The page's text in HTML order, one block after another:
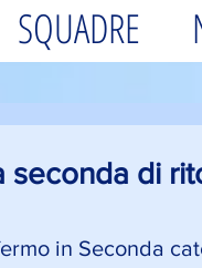
SQUADRE
seconda di
in Seconda